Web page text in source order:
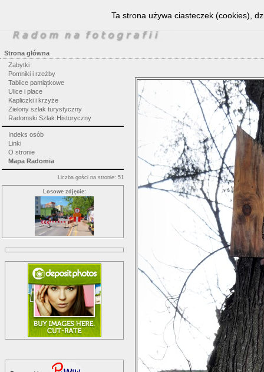
Strona główna
Zabytki
Pomniki i rzeźby
Tablice pamiątkowe
Ulice i place
Kapliczki i krzyże
Zielony szlak turystyczny
Radomski Szlak Historyczny
Indeks osób
Linki
O stronie
Mapa Radomia
Liczba gości na stronie: 51
Losowe zdjęcie:
Ta strona używa ciasteczek (cookies),